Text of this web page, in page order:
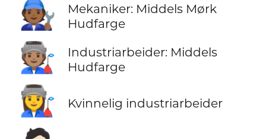
🧑🏾‍🔧
Mekaniker: Middels Mørk
Hudfarge
🧑🏽‍🏭
Industriarbeider: Middels
Hudfarge
👩‍🏭 Kvinnelig industriarbeider